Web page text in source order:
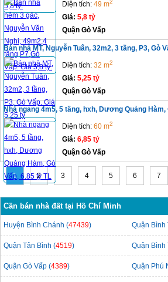
Diện tích: 49 m2
Giá: 5,8 tỷ
Quận Gò Vấp
Bán nhà MT, Nguyễn Tuân, 32m2, 3 tầng, P3, Gò
Diện tích: 32 m2
Giá: 5,25 tỷ
Quận Gò Vấp
Nhà ngang 4m5, 5 tầng, hxh, Dương Quảng Hàm,
Diện tích: 60 m2
Giá: 6,85 tỷ
Quận Gò Vấp
1 2 3 4 5 6 7
Cần bán nhà đất tại Hồ Chí Minh
Huyện Bình Chánh (47439) Quận Bình
Quận Tân Bình (4519) Quận Bình
Quận Gò Vấp (4389) Quận Phú